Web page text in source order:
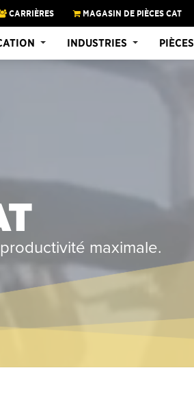
CARRIÈRES MAGASIN DE PIÈCES CAT
INDUSTRIES PIÈCES
maximale.